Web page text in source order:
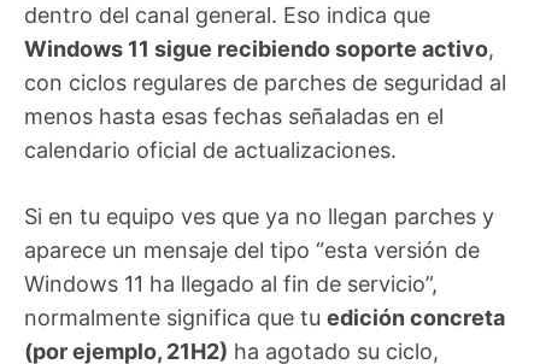
dentro del canal general. Eso indica que
Windows 11 sigue recibiendo soporte activo,
con ciclos regulares de parches de seguridad al
menos hasta esas fechas señaladas en el
calendario oficial de actualizaciones.
Si en tu equipo ves que ya no llegan parches y
aparece un mensaje del tipo “esta versión de
Windows 11 ha llegado al fin de servicio”,
normalmente significa que tu edición concreta
(por ejemplo, 21H2) ha agotado su ciclo,